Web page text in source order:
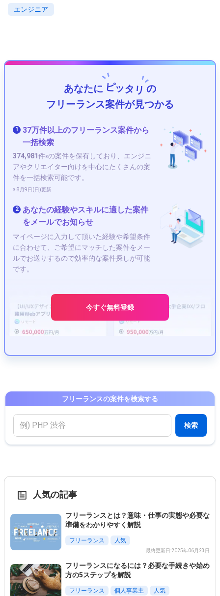
エンジニア
あなたに ピッタリ の
フリーランス案件が見つかる
1
37万件以上のフリーランス案件から
一括検索
374,981件※の案件を保有しており、エンジニ
アやクリエイター向けを中心にたくさんの案
件を一括検索可能です。
※ 8月9日(日)更新
2
あなたの経験やスキルに適した案件
をメールでお知らせ
マイページに入力して頂いた経験や希望条件
に合わせて、ご希望にマッチした案件をメー
ルでお送りするので効率的な案件探しが可能
です。
今すぐ無料登録
フリーランスの案件を検索する
検索
人気の記事
フリーランスとは？意味・仕事の実態や必要な
準備をわかりやすく解説
フリーランス 人気
最終更新日:2025年06月23日
フリーランスになるには？必要な手続きや始め
方の5ステップを解説
フリーランス 個人事業主 人気